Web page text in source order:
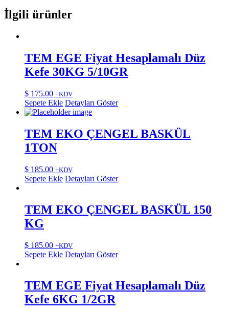
İlgili ürünler
TEM EGE Fiyat Hesaplamalı Düz
Kefe 30KG 5/10GR
$ 175.00 +KDV
Sepete Ekle Detayları Göster
TEM EKO ÇENGEL BASKÜL
1TON
$ 185.00 +KDV
Sepete Ekle Detayları Göster
TEM EKO ÇENGEL BASKÜL 150
KG
$ 185.00 +KDV
Sepete Ekle Detayları Göster
TEM EGE Fiyat Hesaplamalı Düz
Kefe 6KG 1/2GR